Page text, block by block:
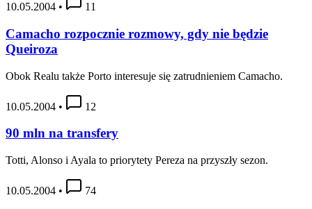
10.05.2004 • 11
Camacho rozpocznie rozmowy, gdy nie będzie
Queiroza
Obok Realu także Porto interesuje się zatrudnieniem Camacho.
10.05.2004 • 12
90 mln na transfery
Totti, Alonso i Ayala to priorytety Pereza na przyszły sezon.
10.05.2004 • 74